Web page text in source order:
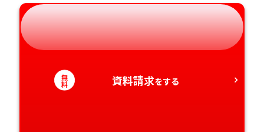
岐阜県
静岡県
愛知県
奈良県
和歌山県
山口県
徳島県
香川県
熊本県
大分県
宮崎県
無
料 資料請求をする